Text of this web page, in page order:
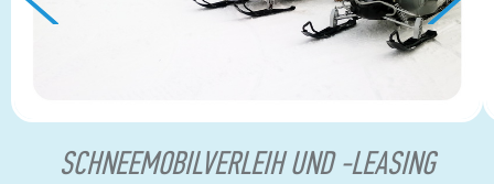
SCHNEEMOBILVERLEIH UND -LEASING